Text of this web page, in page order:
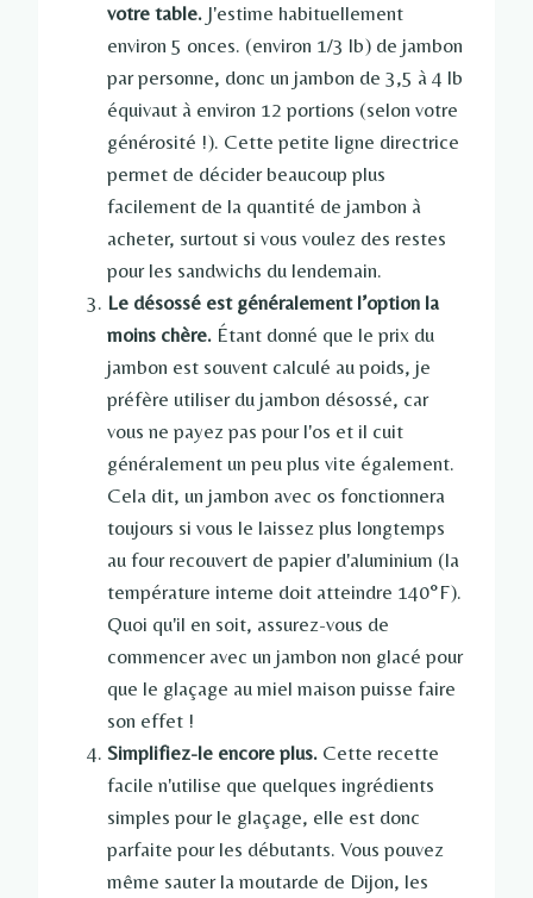
votre table. J'estime habituellement
environ 5 onces. (environ 1/3 lb) de jambon
par personne, donc un jambon de 3,5 à 4 lb
équivaut à environ 12 portions (selon votre
générosité !). Cette petite ligne directrice
permet de décider beaucoup plus
facilement de la quantité de jambon à
acheter, surtout si vous voulez des restes
pour les sandwichs du lendemain.
Le désossé est généralement l’option la
moins chère. Étant donné que le prix du
jambon est souvent calculé au poids, je
préfère utiliser du jambon désossé, car
vous ne payez pas pour l'os et il cuit
généralement un peu plus vite également.
Cela dit, un jambon avec os fonctionnera
toujours si vous le laissez plus longtemps
au four recouvert de papier d'aluminium (la
température interne doit atteindre 140°F).
Quoi qu'il en soit, assurez-vous de
commencer avec un jambon non glacé pour
que le glaçage au miel maison puisse faire
son effet !
Simplifiez-le encore plus. Cette recette
facile n'utilise que quelques ingrédients
simples pour le glaçage, elle est donc
parfaite pour les débutants. Vous pouvez
même sauter la moutarde de Dijon, les